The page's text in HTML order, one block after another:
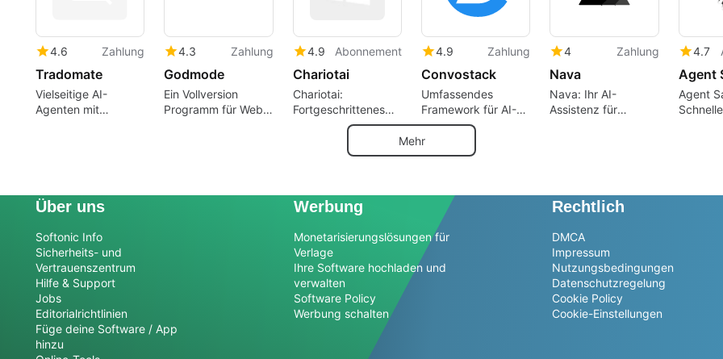
4.6 Zahlung
Tradomate
Vielseitige AI-
Agenten mit
4.3 Zahlung
Godmode
Ein Vollversion
Programm für Web-
4.9 Abonnement
Chariotai
Chariotai:
Fortgeschrittenes
KI-Codierungstool
4.9 Zahlung
Convostack
Umfassendes
Framework für AI-
Chatbots
4 Zahlung
Nava
Nava: Ihr AI-
Assistenz für
4.7
Agent
Agent
Mehr
Über uns
Softonic Info
Sicherheits- und
Vertrauenszentrum
Hilfe & Support
Jobs
Editorialrichtlinien
Füge deine Software / App
hinzu
Werbung
Monetarisierungslösungen für
Verlage
Ihre Software hochladen und
verwalten
Software Policy
Werbung schalten
Rechtlich
DMCA
Impressum
Nutzungsbedingungen
Datenschutzregelung
Cookie Policy
Cookie-Einstellungen